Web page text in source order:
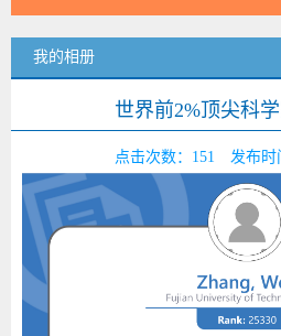
我的相册
世界前2%顶尖科
点击次数： 151 发布时